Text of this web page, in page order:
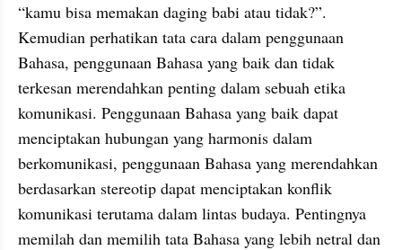
“kamu bisa memakan daging babi atau tidak?”.
Kemudian perhatikan tata cara dalam penggunaan
Bahasa, penggunaan Bahasa yang baik dan tidak
terkesan merendahkan penting dalam sebuah etika
komunikasi. Penggunaan Bahasa yang baik dapat
menciptakan hubungan yang harmonis dalam
berkomunikasi, penggunaan Bahasa yang merendahkan
berdasarkan stereotip dapat menciptakan konflik
komunikasi terutama dalam lintas budaya. Pentingnya
memilah dan memilih tata Bahasa yang lebih netral dan